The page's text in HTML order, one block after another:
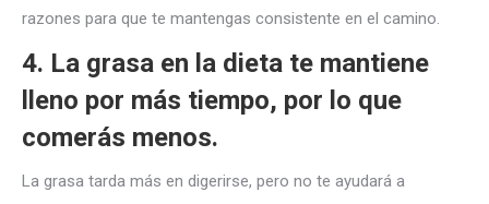
razones para que te mantengas consistente en el camino.
4. La grasa en la dieta te mantiene
lleno por más tiempo, por lo que
comerás menos.
La grasa tarda más en digerirse, pero no te ayudará a